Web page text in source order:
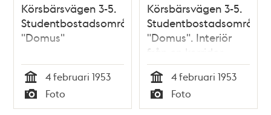
Körsbärsvägen 3-5.
Studentbostadsområdet
"Domus"
Tid
4 februari 1953
Typ
Foto
Körsbärsvägen 3-5.
Studentbostadsområdet
"Domus". Interiör
från en korridor
Tid
4 februari 1953
Typ
Foto